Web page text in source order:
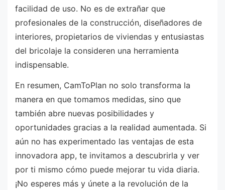
facilidad de uso. No es de extrañar que
profesionales de la construcción, diseñadores de
interiores, propietarios de viviendas y entusiastas
del bricolaje la consideren una herramienta
indispensable.
En resumen, CamToPlan no solo transforma la
manera en que tomamos medidas, sino que
también abre nuevas posibilidades y
oportunidades gracias a la realidad aumentada. Si
aún no has experimentado las ventajas de esta
innovadora app, te invitamos a descubrirla y ver
por ti mismo cómo puede mejorar tu vida diaria.
¡No esperes más y únete a la revolución de la